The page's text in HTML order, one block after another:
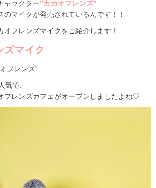
ャラクター”カカオフレンズ”
のマイクが発売されているんです！！
オフレンズマイクをご紹介します！
マイク
フレンズ”
気で、
フレンズカフェがオープンしましたよね♡